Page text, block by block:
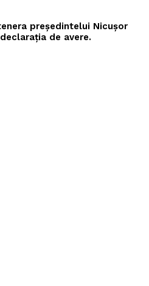
președintelui Nicușor
de avere.